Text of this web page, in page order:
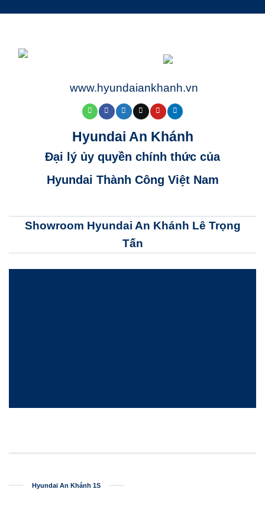
www.hyundaiankhanh.vn
Hyundai An Khánh
Đại lý ủy quyền chính thức của
Hyundai Thành Công Việt Nam
Showroom Hyundai An Khánh Lê Trọng
Tấn
Hyundai An Khánh 1S